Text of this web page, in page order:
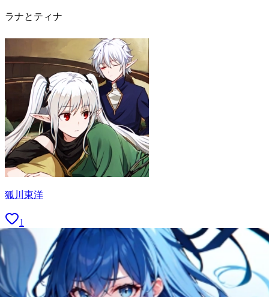
ラナとティナ
狐川東洋
1